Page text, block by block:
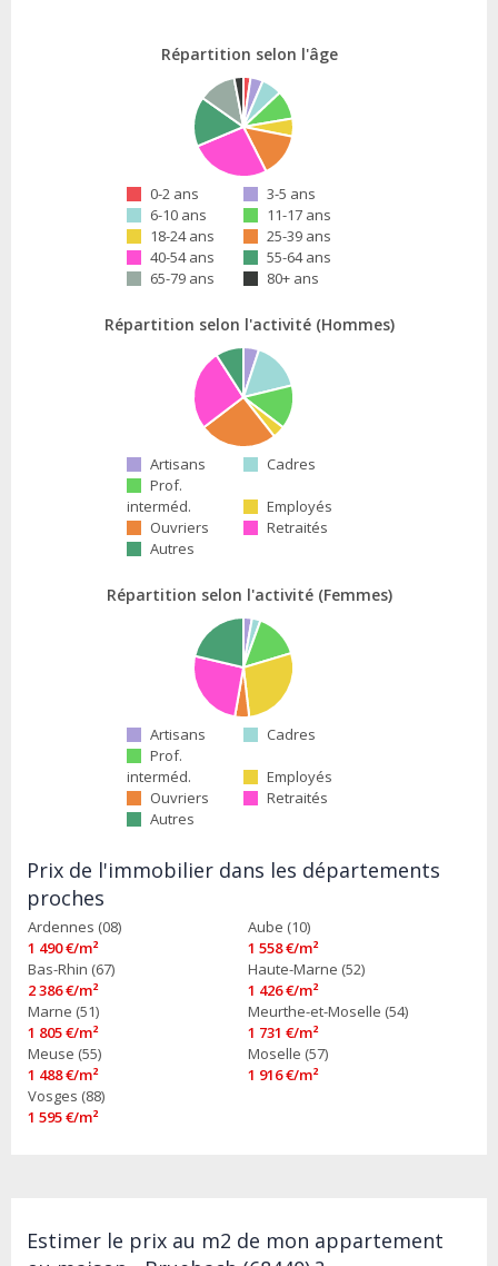
Répartition selon l'âge
0-2 ans
3-5 ans
6-10 ans
11-17 ans
18-24 ans
25-39 ans
40-54 ans
55-64 ans
65-79 ans
80+ ans
Répartition selon l'activité (Hommes)
Artisans
Cadres
Prof.
interméd.
Employés
Ouvriers
Retraités
Autres
Répartition selon l'activité (Femmes)
Artisans
Cadres
Prof.
interméd.
Employés
Ouvriers
Retraités
Autres
Prix de l'immobilier dans les départements
proches
Ardennes (08)
1 490 €/m²
Aube (10)
1 558 €/m²
Bas-Rhin (67)
2 386 €/m²
Haute-Marne (52)
1 426 €/m²
Marne (51)
1 805 €/m²
Meurthe-et-Moselle (54)
1 731 €/m²
Meuse (55)
1 488 €/m²
Moselle (57)
1 916 €/m²
Vosges (88)
1 595 €/m²
Estimer le prix au m2 de mon appartement